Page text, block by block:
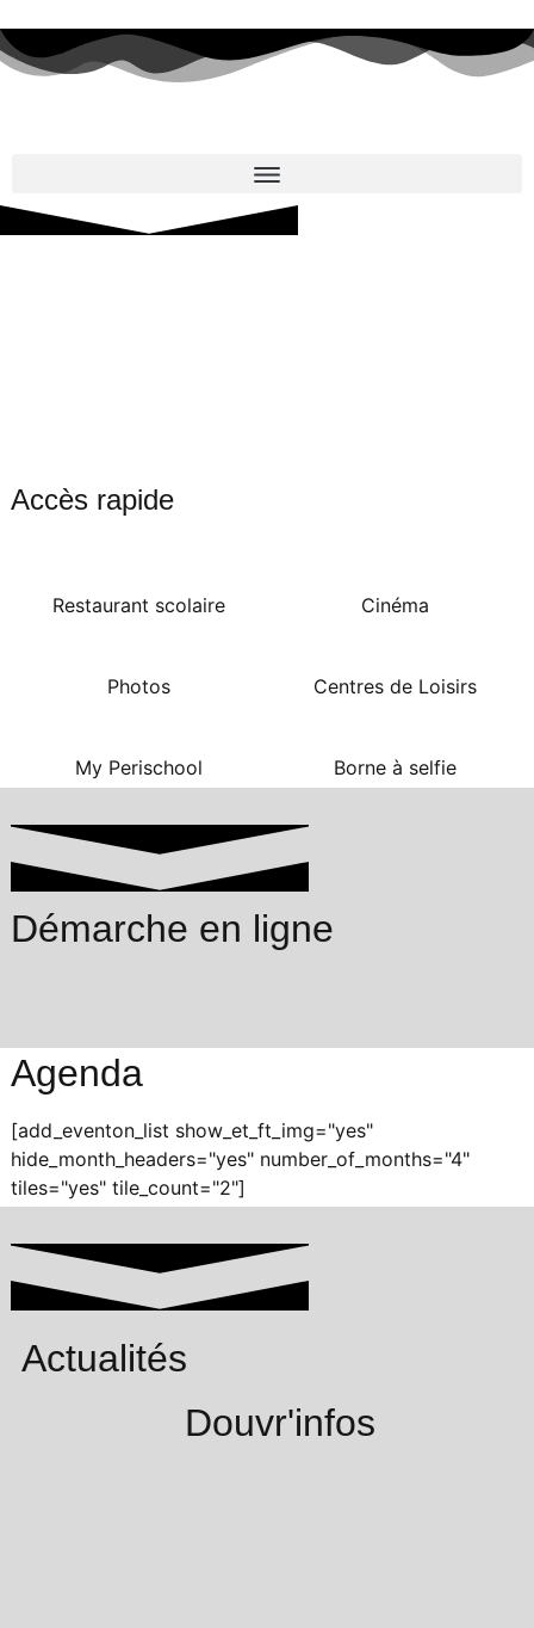
Accès rapide
Restaurant scolaire Cinéma
Photos Centres de Loisirs
My Perischool Borne à selfie
Démarche en ligne
Agenda
[add_eventon_list show_et_ft_img="yes"
hide_month_headers="yes" number_of_months="4"
tiles="yes" tile_count="2"]
Actualités
Douvr'infos